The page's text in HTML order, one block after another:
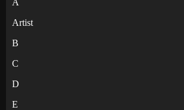
Artist
B
C
D
E